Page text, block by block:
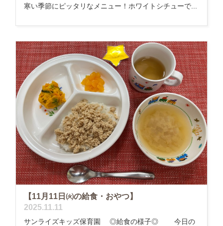
寒い季節にピッタリなメニュー！ホワイトシチューで...
【11月11日㈫の給食・おやつ】
2025.11.11
サンライズキッズ保育園 ◎給食の様子◎ 今日の